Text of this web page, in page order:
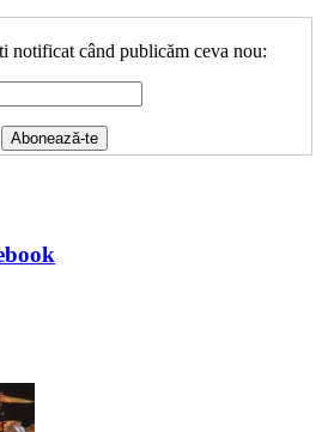
notificat când publicăm ceva nou: